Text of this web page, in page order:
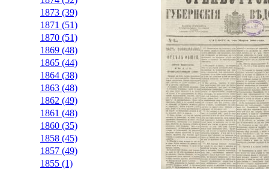
1873 (39)
1871 (51)
1870 (51)
1869 (48)
1865 (44)
1864 (38)
1863 (48)
1862 (49)
1861 (48)
1860 (35)
1858 (45)
1857 (49)
1855 (1)